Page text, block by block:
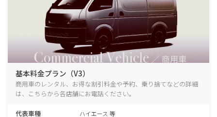
基本料金プラン（V3）
商用車のレンタル、お得な割引料金や予約、乗り捨てなどの詳細
は、こちらから各店舗にお電話ください。
代表車種 ハイエース 等